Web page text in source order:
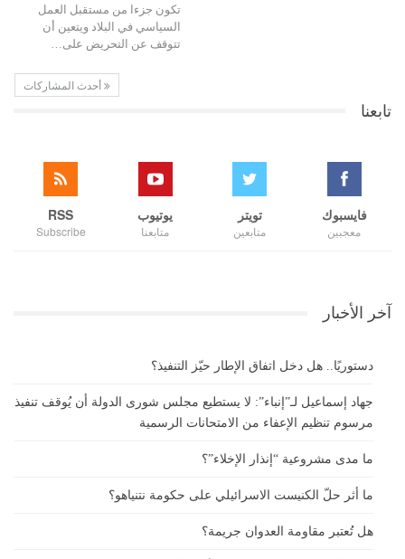
تكون جزءا من مستقبل العمل
السياسي في البلاد ويتعين أن
تتوقف عن التحريض على…
أحدث المشاركات
تابعنا
فايسبوك
معجبين
تويتر
متابعين
يوتيوب
متابعنا
RSS
Subscribe
آخر الأخبار
دستوريًا.. هل دخل اتفاق الإطار حيّز التنفيذ؟
جهاد إسماعيل لـ”إنباء”: لا يستطيع مجلس شورى الدولة أن يُوقف تنفيذ
مرسوم تنظيم الإعفاء من الامتحانات الرسمية
ما مدى مشروعية “إنذار الإخلاء”؟
ما أثر حلّ الكنيست الاسرائيلي على حكومة نتنياهو؟
هل تُعتبر مقاومة العدوان جريمة؟